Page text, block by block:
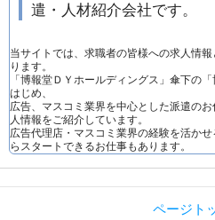
遣・人材紹介会社です。
当サイトでは、求職者の皆様への求人情
ります。
「博報堂ＤＹホールディングス」傘下の
はじめ、
広告、マスコミ業界を中心とした派遣の
人情報をご紹介しています。
広告代理店・マスコミ業界の経験を活か
らスタートできるお仕事もあります。
ページト